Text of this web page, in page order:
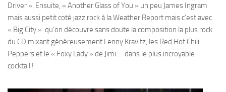
Driver ». Ensuite, « Another Glass of You » un peu James Ingram
mais aussi petit coté jazz rock à la Weather Report mais c’est avec
« Big City » qu’on découvre sans doute la composition la plus rock
du CD mixant généreusement Lenny Kravitz, les Red Hot Chili
Peppers et le « Foxy Lady » de Jimi… dans le plus incroyable
cocktail !